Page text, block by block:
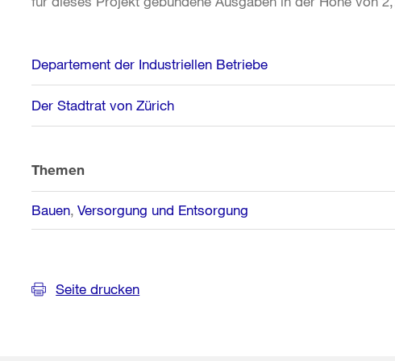
Weitere
Informationen
Departement der Industriellen Betriebe
Der Stadtrat von Zürich
Themen
Bauen Versorgung und Entsorgung
Seite drucken